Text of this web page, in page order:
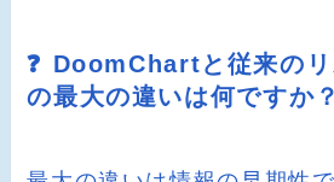
❓ DoomChartと従来の
の最大の違いは何ですか？